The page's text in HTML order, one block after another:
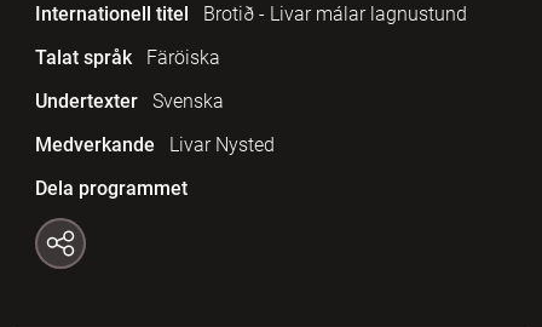
Internationell titel
Brotið - Livar málar lagnustund
Talat språk
Färöiska
Undertexter
Svenska
Medverkande
Livar Nysted
Dela programmet